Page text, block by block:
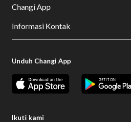
Changi App
Informasi Kontak
Unduh Changi App
Ikuti kami